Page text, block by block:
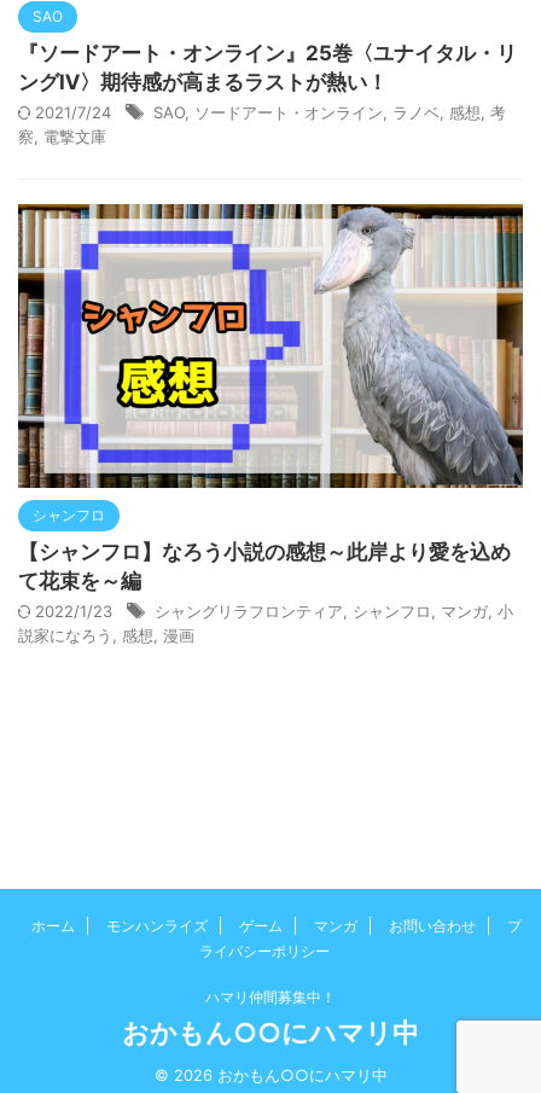
SAO
『ソードアート・オンライン』25巻〈ユナイタル・リ
ングⅣ〉期待感が高まるラストが熱い！
2021/7/24 SAO, ソードアート・オンライン, ラノベ, 感想, 考
察, 電撃文庫
シャンフロ
【シャンフロ】なろう小説の感想～此岸より愛を込め
て花束を～編
2022/1/23 シャングリラフロンティア, シャンフロ, マンガ, 小
説家になろう , 感想, 漫画
ホーム モンハンライズ ゲーム マンガ お問い合わせ
プ
ライバシーポリシー
ハマリ仲間募集中！
おかもん○○にハマリ中
© 2026 おかもん○○にハマリ中